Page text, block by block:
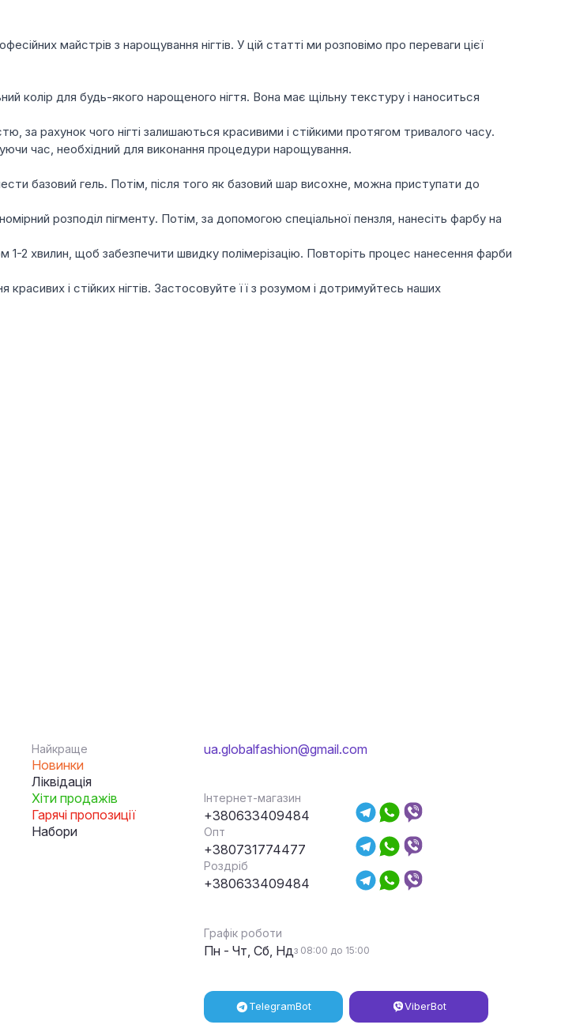
майстрів з нарощування нігтів. У цій статті ми розповімо про переваги цієї
колір для будь-якого нарощеного нігтя. Вона має щільну текстуру і наноситься
за рахунок чого нігті залишаються красивими і стійкими протягом тривалого часу.
час, необхідний для виконання процедури нарощування.
базовий гель. Потім, після того як базовий шар висохне, можна приступати до
розподіл пігменту. Потім, за допомогою спеціальної пензля, нанесіть фарбу на
2 хвилин, щоб забезпечити швидку полімерізацію. Повторіть процес нанесення фарби
і стійких нігтів. Застосовуйте її з розумом і дотримуйтесь наших
Найкраще
Новинки
Ліквідація
Хіти продажів
Гарячі пропозиції
Набори
ua.globalfashion@gmail.com
Інтернет-магазин
+380633409484
Опт
+380731774477
Роздріб
+380633409484
Графік роботи
Пн - Чт, Сб, Ндз 08:00 до 15:00
TelegramBot ViberBot